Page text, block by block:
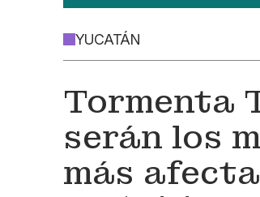
YUCATÁN
Tormenta
serán los
más